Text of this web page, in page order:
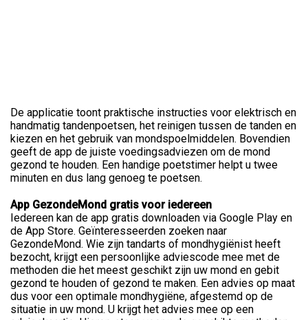
De applicatie toont praktische instructies voor elektrisch en
handmatig tandenpoetsen, het reinigen tussen de tanden en
kiezen en het gebruik van mondspoelmiddelen. Bovendien
geeft de app de juiste voedingsadviezen om de mond
gezond te houden. Een handige poetstimer helpt u twee
minuten en dus lang genoeg te poetsen.
App GezondeMond gratis voor iedereen
Iedereen kan de app gratis downloaden via Google Play en
de App Store. Geïnteresseerden zoeken naar
GezondeMond. Wie zijn tandarts of mondhygiënist heeft
bezocht, krijgt een persoonlijke adviescode mee met de
methoden die het meest geschikt zijn uw mond en gebit
gezond te houden of gezond te maken. Een advies op maat
dus voor een optimale mondhygiëne, afgestemd op de
situatie in uw mond. U krijgt het advies mee op een